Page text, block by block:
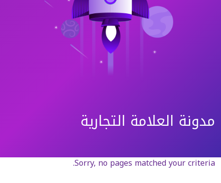
مدونة العلامة التجارية
Sorry, no pages matched your criteria.